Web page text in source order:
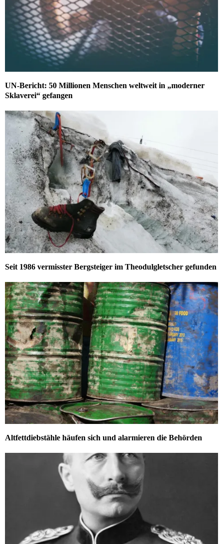
UN-Bericht: 50 Millionen Menschen weltweit in „moderner
Sklaverei“ gefangen
Seit 1986 vermisster Bergsteiger im Theodulgletscher gefunden
Altfettdiebstähle häufen sich und alarmieren die Behörden